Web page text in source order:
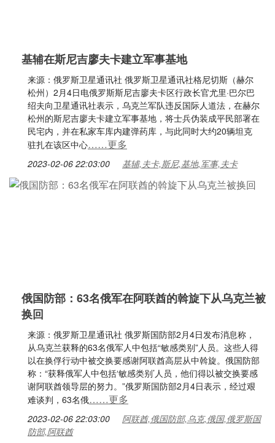
基辅在斯尼吉廖夫卡建立军事基地
来源：俄罗斯卫星通讯社 俄罗斯卫星通讯社格尼切斯（赫尔
松州）2月4日电俄罗斯斯尼吉廖夫卡区行政长官尤里·巴尔巴
绍夫向卫星通讯社表示，乌克兰军队违反国际人道法，在赫尔
松州的斯尼吉廖夫卡建立军事基地，将士兵伪装成平民部署在
民宅内，并在私家车库内建弹药库，与此同时大约20辆坦克
驻扎在该区中心……更多
2023-02-06 22:03:00 基辅,夫卡,斯尼,基地,军事,夫卡
俄国防部：63名俄军在阿联酋的斡旋下从乌克兰被
换回
来源：俄罗斯卫星通讯社 俄罗斯国防部2月4日发布消息称，
从乌克兰获释的63名俄军人中包括“敏感类别”人员。这些人得
以在换俘行动中被交换要感谢阿联酋高层从中斡旋。俄国防部
称：“获释俄军人中包括‘敏感类别’人员，他们得以被交换要感
谢阿联酋领导层的努力。”俄罗斯国防部2月4日表示，经过艰
难谈判，63名俄……更多
2023-02-06 22:03:00
阿联酋,俄国防部,乌克,俄国,俄罗斯国
防部,阿联酋